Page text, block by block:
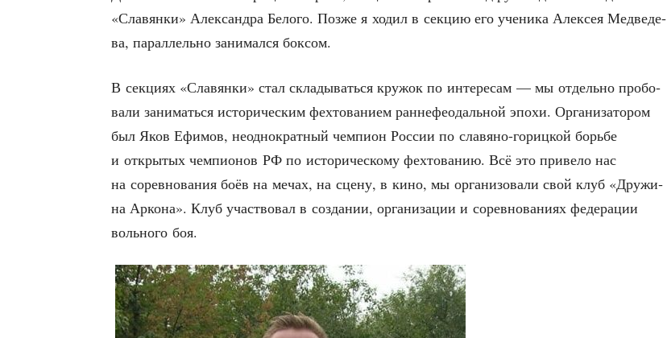
«Сла­вян­ки» Алек­сандра Бело­го. Поз­же я ходил в сек­цию его уче­ни­ка Алек­сея Мед­ве­де­
ва, парал­лель­но зани­мал­ся боксом.
В сек­ци­ях «Сла­вян­ки» стал скла­ды­вать­ся кру­жок по инте­ре­сам — мы отдель­но про­бо­
ва­ли зани­мать­ся исто­ри­че­ским фех­то­ва­ни­ем ран­не­фе­о­даль­ной эпо­хи. Орга­ни­за­то­ром
был Яков Ефи­мов, неод­но­крат­ный чем­пи­он Рос­сии по сла­вя­но-гориц­кой борь­бе
и откры­тых чем­пи­о­нов РФ по исто­ри­че­ско­му фех­то­ва­нию. Всё это при­ве­ло нас
на сорев­но­ва­ния боёв на мечах, на сце­ну, в кино, мы орга­ни­зо­ва­ли свой клуб «Дру­жи­
на Арко­на». Клуб участ­во­вал в созда­нии, орга­ни­за­ции и сорев­но­ва­ни­ях феде­ра­ции
воль­но­го боя.